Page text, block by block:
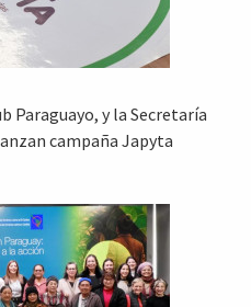
Paraguayo, y la Secretaría
campaña Japyta